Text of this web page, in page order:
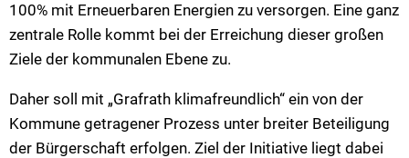
100% mit Erneuerbaren Energien zu versorgen. Eine ganz
zentrale Rolle kommt bei der Erreichung dieser großen
Ziele der kommunalen Ebene zu.
Daher soll mit „Grafrath klimafreundlich“ ein von der
Kommune getragener Prozess unter breiter Beteiligung
der Bürgerschaft erfolgen. Ziel der Initiative liegt dabei